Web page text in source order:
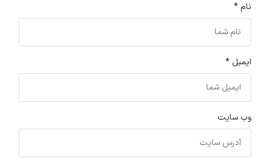
نام*
ایمیل *
وب‌ سایت